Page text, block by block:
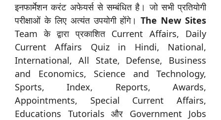
इनफार्मेशन करंट अफेयर्स से सम्बंधित है। जो सभी प्रतियोगी
परीक्षाओं के लिए अत्यंत उपयोगी होंगे।The New Sites
Team के द्वारा प्रकाशित Current Affairs, Daily
Current Affairs Quiz in Hindi, National,
International, All State, Defense, Business
and Economics, Science and Technology,
Sports, Index, Reports, Awards,
Appointments, Special Current Affairs,
Educations Tutorials और Government Jobs